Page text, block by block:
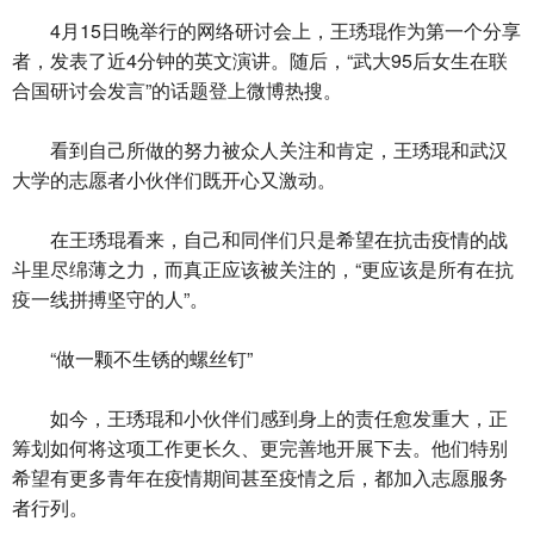
4月15日晚举行的网络研讨会上，王琇琨作为第一个分享
者，发表了近4分钟的英文演讲。随后，“武大95后女生在联
合国研讨会发言”的话题登上微博热搜。
看到自己所做的努力被众人关注和肯定，王琇琨和武汉
大学的志愿者小伙伴们既开心又激动。
在王琇琨看来，自己和同伴们只是希望在抗击疫情的战
斗里尽绵薄之力，而真正应该被关注的，“更应该是所有在抗
疫一线拼搏坚守的人”。
“做一颗不生锈的螺丝钉”
如今，王琇琨和小伙伴们感到身上的责任愈发重大，正
筹划如何将这项工作更长久、更完善地开展下去。他们特别
希望有更多青年在疫情期间甚至疫情之后，都加入志愿服务
者行列。